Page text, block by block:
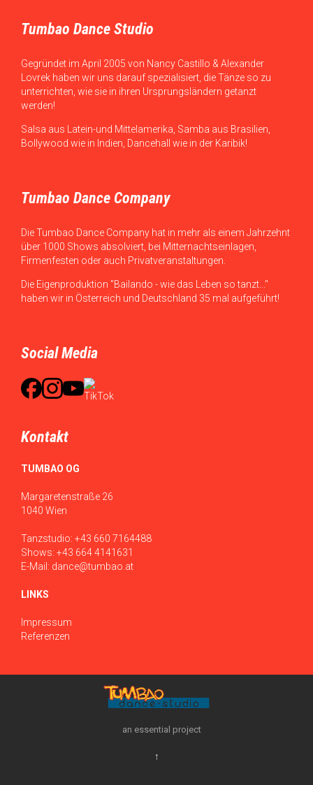
Tumbao Dance Studio
Gegründet im April 2005 von Nancy Castillo & Alexander
Lovrek haben wir uns darauf spezialisiert, die Tänze so zu
unterrichten, wie sie in ihren Ursprungsländern getanzt
werden!
Salsa aus Latein-und Mittelamerika, Samba aus Brasilien,
Bollywood wie in Indien, Dancehall wie in der Karibik!
Tumbao Dance Company
Die Tumbao Dance Company hat in mehr als einem Jahrzehnt
über 1000 Shows absolviert, bei Mitternachtseinlagen,
Firmenfesten oder auch Privatveranstaltungen.
Die Eigenproduktion "Bailando - wie das Leben so tanzt..."
haben wir in Österreich und Deutschland 35 mal aufgeführt!
Social Media
Kontakt
TUMBAO OG
Margaretenstraße 26
1040 Wien
Tanzstudio: +43 660 7164488
Shows: +43 664 4141631
E-Mail: dance@tumbao.at
LINKS
Impressum
Referenzen
an essential project
↑